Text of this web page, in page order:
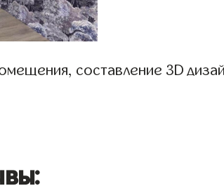
составление 3D